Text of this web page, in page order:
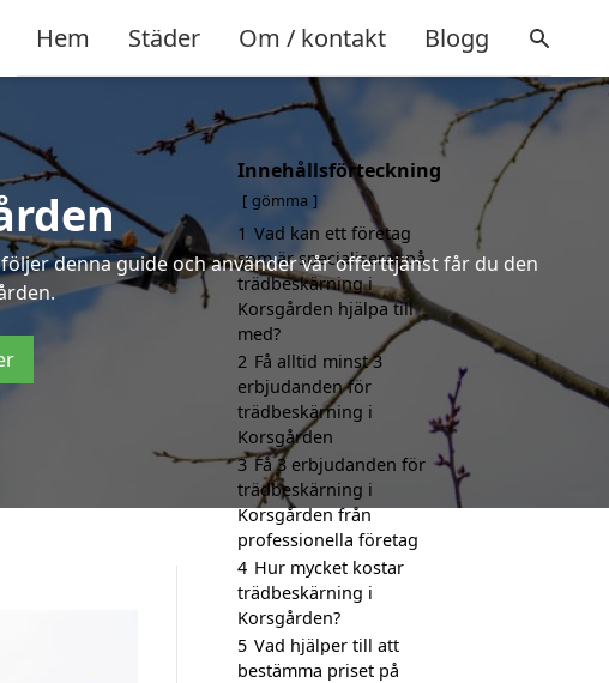
Hem Städer Om / kontakt Blogg
denna guide och använder vår offerttjänst får du den
Innehållsförteckning
gömma
1 Vad kan ett företag
som är specialiserat på
trädbeskärning i
Korsgården hjälpa till
med?
2 Få alltid minst 3
erbjudanden för
trädbeskärning i
Korsgården
3 Få 3 erbjudanden för
trädbeskärning i
Korsgården från
professionella företag
4 Hur mycket kostar
trädbeskärning i
Korsgården?
5 Vad hjälper till att
bestämma priset på